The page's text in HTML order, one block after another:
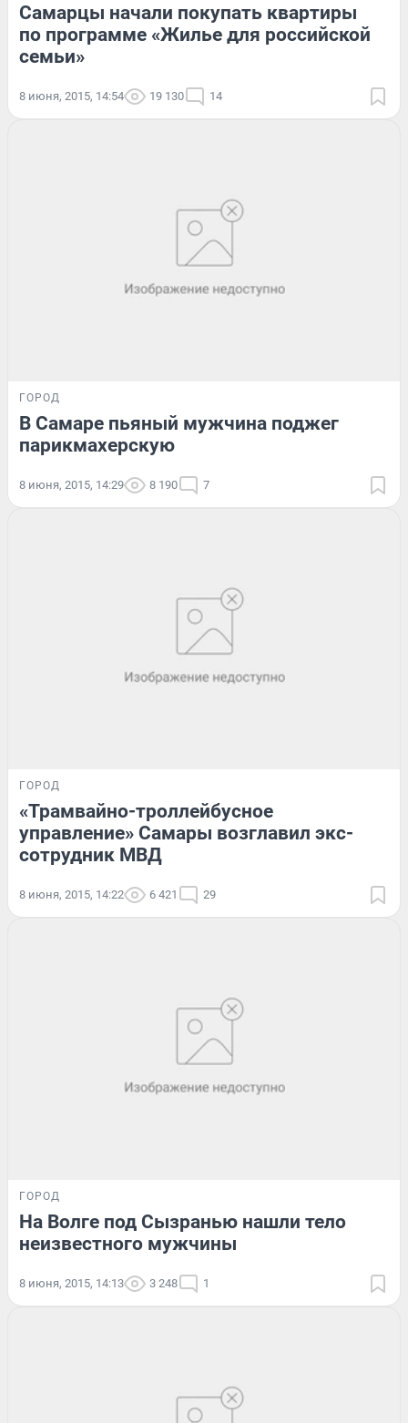
Самарцы начали покупать квартиры
по программе «Жилье для российской
семьи»
8 июня, 2015, 14:54 19 130 14
ГОРОД
В Самаре пьяный мужчина поджег
парикмахерскую
8 июня, 2015, 14:29 8 190 7
ГОРОД
«Трамвайно-троллейбусное
управление» Самары возглавил экс-
сотрудник МВД
8 июня, 2015, 14:22 6 421 29
ГОРОД
На Волге под Сызранью нашли тело
неизвестного мужчины
8 июня, 2015, 14:13 3 248 1